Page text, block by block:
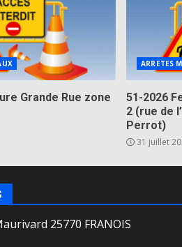
Grande Rue zone
ARRETES
51-2026
2 (rue de
Perrot)
31 juillet
25770 FRANOIS